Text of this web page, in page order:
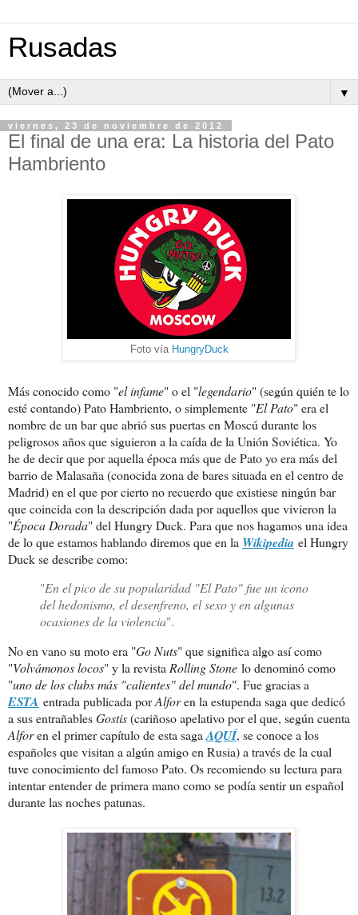
Rusadas
▼
viernes, 23 de noviembre de 2012
El final de una era: La historia del Pato
Hambriento
Foto vía HungryDuck
Más conocido como "el infame" o el "legendario" (según quién te lo
esté contando) Pato Hambriento, o simplemente "El Pato" era el
nombre de un bar que abrió sus puertas en Moscú durante los
peligrosos años que siguieron a la caída de la Unión Soviética. Yo
he de decir que por aquella época más que de Pato yo era más del
barrio de Malasaña (conocida zona de bares situada en el centro de
Madrid) en el que por cierto no recuerdo que existiese ningún bar
que coincida con la descripción dada por aquellos que vivieron la
"Época Dorada" del Hungry Duck. Para que nos hagamos una idea
de lo que estamos hablando diremos que en la Wikipedia el Hungry
Duck se describe como:
"En el pico de su popularidad "El Pato" fue un icono
del hedonismo, el desenfreno, el sexo y en algunas
ocasiones de la violencia".
No en vano su moto era "Go Nuts" que significa algo así como
"Volvámonos locos" y la revistaRolling Stone lo denominó como
"uno de los clubs más "calientes" del mundo". Fue gracias a
ESTA entrada publicada porAlforen la estupenda saga que dedicó
a sus entrañablesGostis(cariñoso apelativo por el que, según cuenta
Alforen el primer capítulo de esta sagaAQUÍ, se conoce a los
españoles que visitan a algún amigo en Rusia) a través de la cual
tuve conocimiento del famoso Pato. Os recomiendo su lectura para
intentar entender de primera mano como se podía sentir un español
durante las noches patunas.